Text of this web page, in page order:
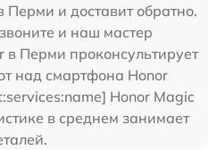
Перми и доставит обратно.
и наш мастер
в Перми проконсультирует
над смартфона Honor
Honor Magic
в среднем занимает